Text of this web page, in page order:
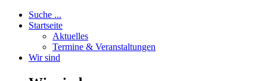
Suche ...
Startseite
Aktuelles
Termine & Veranstaltungen
Wir sind